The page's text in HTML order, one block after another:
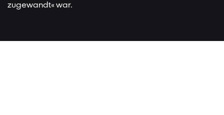
zugewandt« war.